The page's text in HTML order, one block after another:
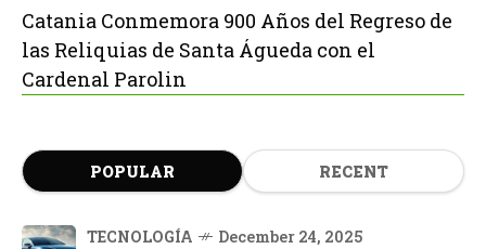
Catania Conmemora 900 Años del Regreso de
las Reliquias de Santa Águeda con el
Cardenal Parolin
POPULAR RECENT
TECNOLOGÍA December 24, 2025